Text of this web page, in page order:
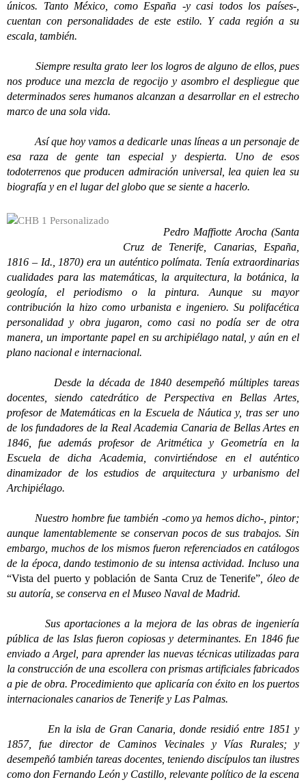
únicos. Tanto México, como España -y casi todos los países-,
cuentan con personalidades de este estilo. Y cada región a su
escala, también.
Siempre resulta grato leer los logros de alguno de ellos, pues
nos produce una mezcla de regocijo y asombro el despliegue que
determinados seres humanos alcanzan a desarrollar en el estrecho
marco de una sola vida.
Así que hoy vamos a dedicarle unas líneas a un personaje de
esa raza de gente tan especial y despierta. Uno de esos
todoterrenos que producen admiración universal, lea quien lea su
biografía y en el lugar del globo que se siente a hacerlo.
Pedro Maffiotte Arocha (Santa
Cruz de Tenerife, Canarias, España,
1816 – Id., 1870) era un auténtico polímata. Tenía extraordinarias
cualidades para las matemáticas, la arquitectura, la botánica, la
geología, el periodismo o la pintura. Aunque su mayor
contribución la hizo como urbanista e ingeniero. Su polifacética
personalidad y obra jugaron, como casi no podía ser de otra
manera, un importante papel en su archipiélago natal, y aún en el
plano nacional e internacional.
Desde la década de 1840 desempeñó múltiples tareas
docentes, siendo catedrático de Perspectiva en Bellas Artes,
profesor de Matemáticas en la Escuela de Náutica y, tras ser uno
de los fundadores de la Real Academia Canaria de Bellas Artes en
1846, fue además profesor de Aritmética y Geometría en la
Escuela de dicha Academia, convirtiéndose en el auténtico
dinamizador de los estudios de arquitectura y urbanismo del
Archipiélago.
Nuestro hombre fue también -como ya hemos dicho-, pintor;
aunque lamentablemente se conservan pocos de sus trabajos. Sin
embargo, muchos de los mismos fueron referenciados en catálogos
de la época, dando testimonio de su intensa actividad. Incluso una
“Vista del puerto y población de Santa Cruz de Tenerife” , óleo de
su autoría, se conserva en el Museo Naval de Madrid.
Sus aportaciones a la mejora de las obras de ingeniería
pública de las Islas fueron copiosas y determinantes. En 1846 fue
enviado a Argel, para aprender las nuevas técnicas utilizadas para
la construcción de una escollera con prismas artificiales fabricados
a pie de obra. Procedimiento que aplicaría con éxito en los puertos
internacionales canarios de Tenerife y Las Palmas.
En la isla de Gran Canaria, donde residió entre 1851 y
1857, fue director de Caminos Vecinales y Vías Rurales; y
desempeñó también tareas docentes, teniendo discípulos tan ilustres
como don Fernando León y Castillo, relevante político de la escena